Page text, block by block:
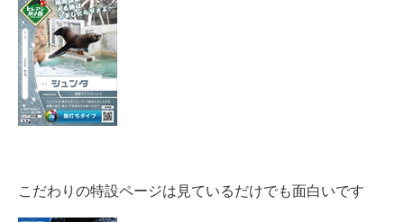
こだわりの特設ページは見ているだけでも面白いです